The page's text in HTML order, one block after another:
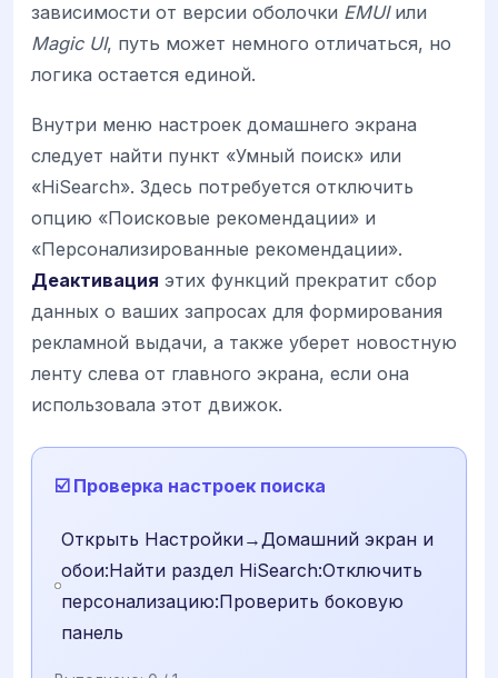
зависимости от версии оболочки EMUIили
Magic UI, путь может немного отличаться, но
логика остается единой.
Внутри меню настроек домашнего экрана
следует найти пункт «Умный поиск» или
«HiSearch». Здесь потребуется отключить
опцию «Поисковые рекомендации» и
«Персонализированные рекомендации».
Деактивация этих функций прекратит сбор
данных о ваших запросах для формирования
рекламной выдачи, а также уберет новостную
ленту слева от главного экрана, если она
использовала этот движок.
☑️ Проверка настроек поиска
Открыть Настройки→Домашний экран и
обои:Найти раздел HiSearch:Отключить
персонализацию:Проверить боковую
панель